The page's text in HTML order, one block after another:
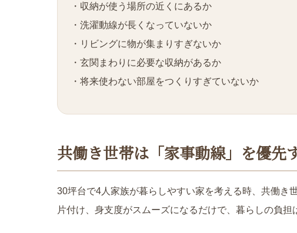
・収納が使う場所の近くにあるか
・洗濯動線が長くなっていないか
・リビングに物が集まりすぎないか
・玄関まわりに必要な収納があるか
・将来使わない部屋をつくりすぎていないか
共働き世帯は「家事動線」を優先
30坪台で4人家族が暮らしやすい家を考える時、共働き
片付け、身支度がスムーズになるだけで、暮らしの負担